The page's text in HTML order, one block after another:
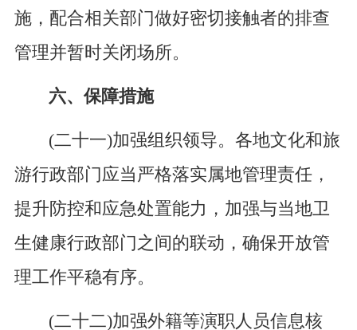
施，配合相关部门做好密切接触者的排查
管理并暂时关闭场所。
六、保障措施
(二十一)加强组织领导。各地文化和旅
游行政部门应当严格落实属地管理责任，
提升防控和应急处置能力，加强与当地卫
生健康行政部门之间的联动，确保开放管
理工作平稳有序。
(二十二)加强外籍等演职人员信息核